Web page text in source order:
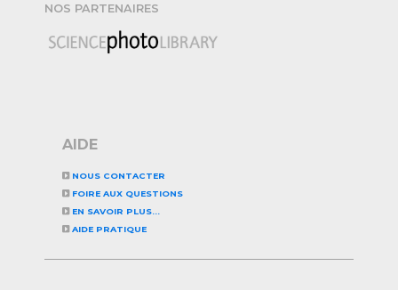
NOS PARTENAIRES
AIDE
NOUS CONTACTER
FOIRE AUX QUESTIONS
EN SAVOIR PLUS...
AIDE PRATIQUE